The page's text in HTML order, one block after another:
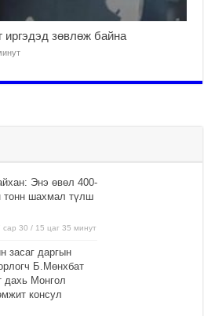
иргэдэд зөвлөж байна
Энэ өвөл 400-
тонн шахмал түлш
30 / 15 цаг 35 минут
засаг даргын
Б.Мөнхбат
дахь Монгол
консул